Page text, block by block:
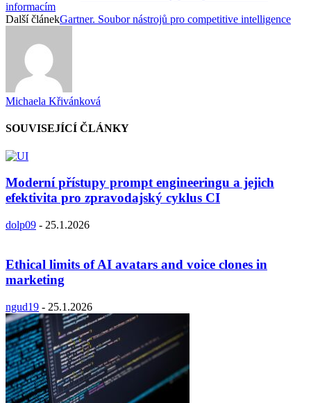
informacím
Další článekGartner. Soubor nástrojů pro competitive intelligence
Michaela Křivánková
SOUVISEJÍCÍ ČLÁNKY
Moderní přístupy prompt engineeringu a jejich
efektivita pro zpravodajský cyklus CI
dolp09 - 25.1.2026
Ethical limits of AI avatars and voice clones in
marketing
ngud19 - 25.1.2026